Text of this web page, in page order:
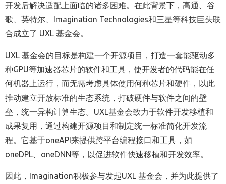
开发后解决适配上面临的诸多困难。在此背景下，高通、谷
歌、英特尔、Imagination Technologies和三星等科技巨头联
合成立了 UXL 基金会。
UXL 基金会的目标是构建一个开源项目，打造一套能驱动多
种GPU等加速器芯片的软件和工具，使开发者的代码能在任
何机器上运行，而无需考虑具体使用何种芯片和硬件，以此
推动建立开放标准的生态系统，打破硬件与软件之间的壁
垒，统一异构计算生态。UXL基金会致力于软件开发移植和
成果复用，通过构建开源项目和制定统一标准简化开发流
程。它基于oneAPI来提供跨平台编程接口和工具，如
oneDPL、oneDNN等，以促进软件快速移植和开发效率。
因此，Imagination积极参与发起UXL 基金会，并为此提供了